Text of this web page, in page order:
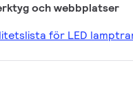
och webbplatser
för LED